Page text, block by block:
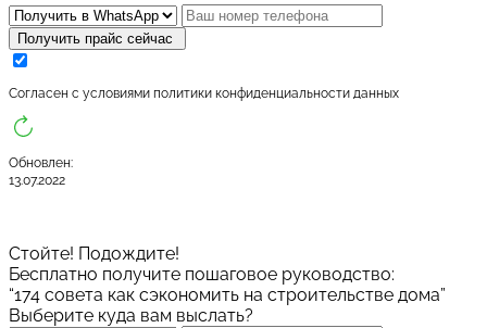
Получить прайс сейчас
Cогласен с условиями политики конфиденциальности данных
Обновлен:
13.07.2022
Стойте! Подождите!
Бесплатно получите пошаговое руководство:
“174 совета как сэкономить на строительстве дома”
Выберите куда вам выслать?